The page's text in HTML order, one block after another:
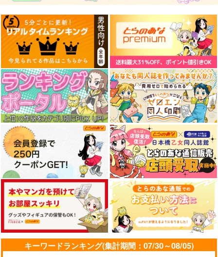
東方スライドキーホル
ダー フランドール
AbsoluteZero
990 （税込）
東方Project
フランドール・スカーレット
サンプル
カート
東方クリアファイル
紅美鈴８
AbsoluteZero
550 （税込）
東方Project 紅美鈴
サンプル
カート
東方スライドキーホル
ダー 十六夜咲夜
AbsoluteZero
990円（税込）
十六夜咲夜
サンプル
作品詳細
東方スライドキーホル
ダー 比那名居天子
AbsoluteZero
990円（税込）
比那名居天子
サンプル
作品詳細
東方スライドキーホル
ダー 博麗霊夢
AbsoluteZero
990円（税込）
博麗霊夢
サンプル
作品詳細
キーワードランキング(集計期間：07/30～08/05)